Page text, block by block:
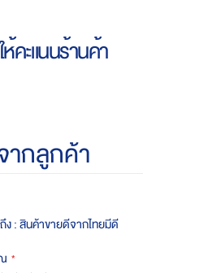
คะแนนร้านค้า
ากลูกค้า
ง : สินค้าขายดีจากไทยมีดี